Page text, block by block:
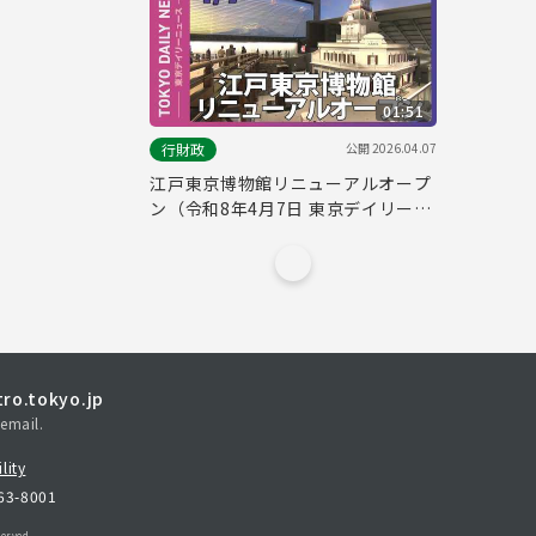
01:51
行財政
公開2026.04.07
江戸東京博物館リニューアルオープ
ン（令和8年4月7日 東京デイリーニ
8001